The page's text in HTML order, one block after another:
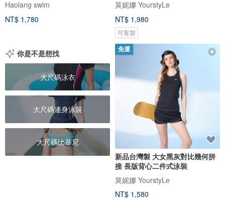
Haolang swim
NT$ 1,780
莫妮娜 YourstyLe
NT$ 1,980
可客製
你是不是想找
大尺碼泳衣
大尺碼連身泳裝
大尺碼比基尼
免運
新品台灣製 大女黑灰對比幾何拼
接 長版背心二件式泳裝
莫妮娜 YourstyLe
NT$ 1,580